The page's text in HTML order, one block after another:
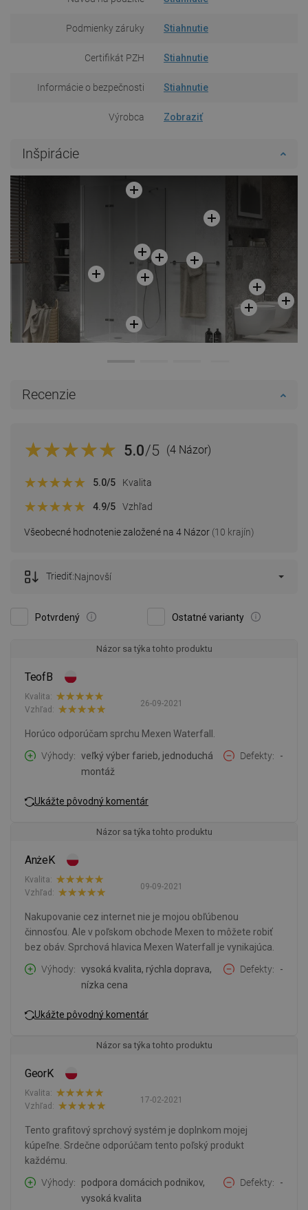
Podmienky záruky Stiahnutie
Certifikát PZH Stiahnutie
Informácie o bezpečnosti Stiahnutie
Výrobca Zobraziť
Inšpirácie
Recenzie
5.0/5 (4 Názor)
Všeobecné hodnotenie založené na 4 Názor (10 krajín)
5.0/5 Kvalita
4.9/5 Vzhľad
Potvrdený Ostatné varianty
Triediť:Najnovší
Názor sa týka tohto produktu
TeofB
26-09-2021
Kvalita:
Vzhľad:
Horúco odporúčam sprchu Mexen Waterfall.
Výhody
veľký výber farieb, jednoduchá
montáž
Defekty -
Ukážte pôvodný komentár
Názor sa týka tohto produktu
AnżeK
09-09-2021
Kvalita:
Vzhľad:
Nakupovanie cez internet nie je mojou obľúbenou
činnosťou. Ale v poľskom obchode Mexen to môžete robiť
bez obáv. Sprchová hlavica Mexen Waterfall je vynikajúca.
Výhody
vysoká kvalita, rýchla doprava,
nízka cena
Defekty -
Ukážte pôvodný komentár
Názor sa týka tohto produktu
GeorK
17-02-2021
Kvalita:
Vzhľad:
Tento grafitový sprchový systém je doplnkom mojej
kúpeľne. Srdečne odporúčam tento poľský produkt
každému.
Výhody
podpora domácich podnikov,
vysoká kvalita
Defekty -